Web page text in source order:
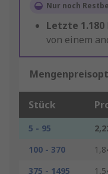
Nur noch
Letzte 1.180
von einem
Stück
5 - 95
100 - 370
375 - 1495